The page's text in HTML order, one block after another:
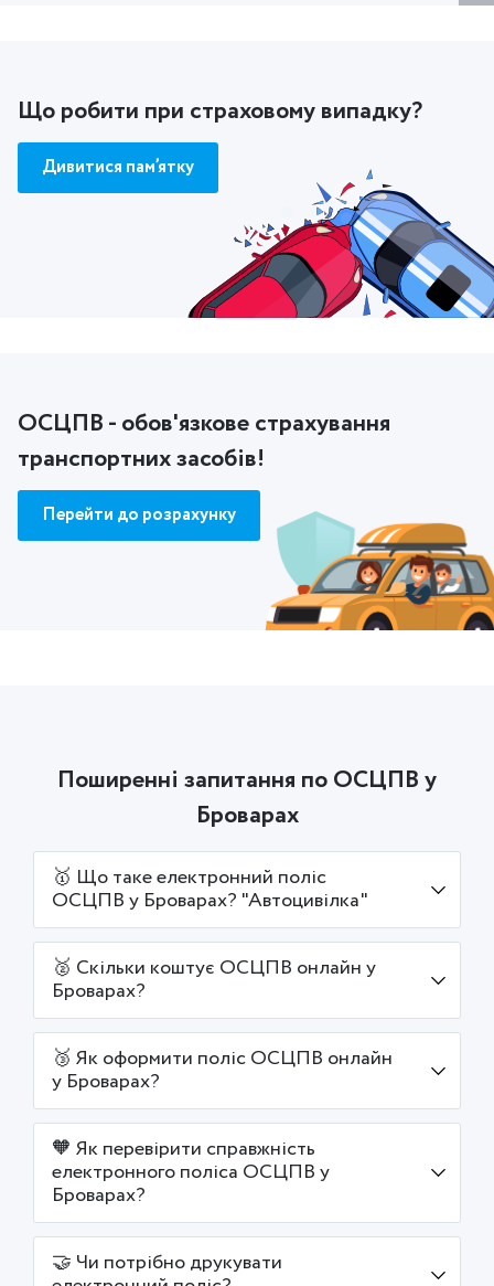
Що робити при страховому випадку?
Дивитися пам’ятку
ОСЦПВ - обов'язкове страхування
транспортних засобів!
Перейти до розрахунку
Поширенні запитання по ОСЦПВ у
Броварах
🥇 Що таке електронний поліс
ОСЦПВ у Броварах? "Автоцивілка"
🥈 Скільки коштує ОСЦПВ онлайн у
Броварах?
🥉 Як оформити поліс ОСЦПВ онлайн
у Броварах?
🧡 Як перевірити справжність
електронного поліса ОСЦПВ у
Броварах?
🤝 Чи потрібно друкувати